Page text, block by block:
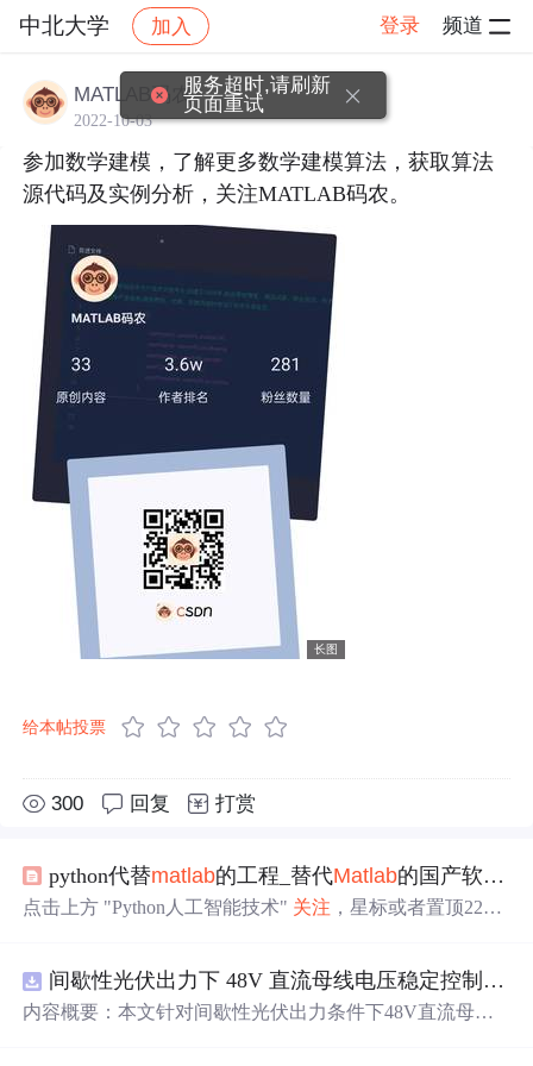
中北大学 加入 登录 频道
社区 中北大学 校友交流 帖子详情
MATLAB码农
2022-10-03
参加数学建模，了解更多数学建模算法，获取算法
源代码及实例分析，关注MATLAB码农。
长图
给本帖投票
300 回复 打赏
python代替matlab的工程_替代Matlab的国产软件出现，开发商知乎答疑，称1年内实现100%...
点击上方 "Python人工智能技术" 关注 ，星标或者置顶22点
次推文 图源：百度上一篇：Python带我飞：50个有趣而又
鲜为人知的Python特性正文谁，能替代Matlab？近日，哈
间歇性光伏出力下 48V 直流母线电压稳定控制及储能双向充放电闭环调控体系研究（Simulink仿真实现）
内容概要：本文针对间歇性光伏出力条件下48V直流母线
服务超时,请刷新
页面重试